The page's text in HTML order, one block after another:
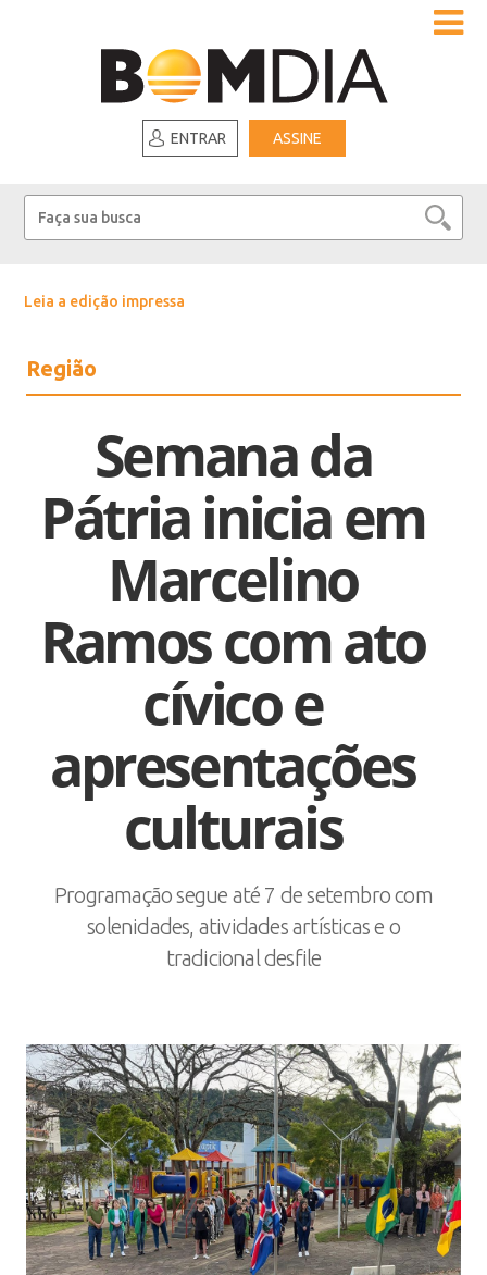
ENTRAR ASSINE
Leia a edição impressa
Região
Semana da
Pátria inicia em
Marcelino
Ramos com ato
cívico e
apresentações
culturais
Programação segue até 7 de setembro com
solenidades, atividades artísticas e o
tradicional desfile